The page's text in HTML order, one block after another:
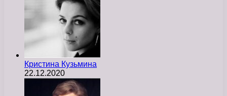
Кристина Кузьмина
22.12.2020